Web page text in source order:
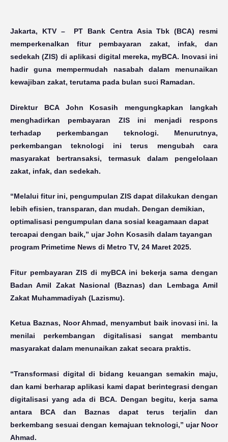
Jakarta, KTV– PT Bank Centra Asia Tbk (BCA) resmi
memperkenalkan fitur pembayaran zakat, infak, dan
sedekah (ZIS) di aplikasi digital mereka, myBCA. Inovasi ini
hadir guna mempermudah nasabah dalam menunaikan
kewajiban zakat, terutama pada bulan suci Ramadan.
Direktur BCA John Kosasih mengungkapkan langkah
menghadirkan pembayaran ZIS ini menjadi respons
terhadap perkembangan teknologi. Menurutnya,
perkembangan teknologi ini terus mengubah cara
masyarakat bertransaksi, termasuk dalam pengelolaan
zakat, infak, dan sedekah.
“Melalui fitur ini, pengumpulan ZIS dapat dilakukan dengan
lebih efisien, transparan, dan mudah. Dengan demikian,
optimalisasi pengumpulan dana sosial keagamaan dapat
tercapai dengan baik,” ujar John Kosasih dalam tayangan
program Primetime News di Metro TV, 24 Maret 2025.
Fitur pembayaran ZIS di myBCA ini bekerja sama dengan
Badan Amil Zakat Nasional (Baznas) dan Lembaga Amil
Zakat Muhammadiyah (Lazismu).
Ketua Baznas, Noor Ahmad, menyambut baik inovasi ini. Ia
menilai perkembangan digitalisasi sangat membantu
masyarakat dalam menunaikan zakat secara praktis.
“Transformasi digital di bidang keuangan semakin maju,
dan kami berharap aplikasi kami dapat berintegrasi dengan
digitalisasi yang ada di BCA. Dengan begitu, kerja sama
antara BCA dan Baznas dapat terus terjalin dan
berkembang sesuai dengan kemajuan teknologi,” ujar Noor
Ahmad.